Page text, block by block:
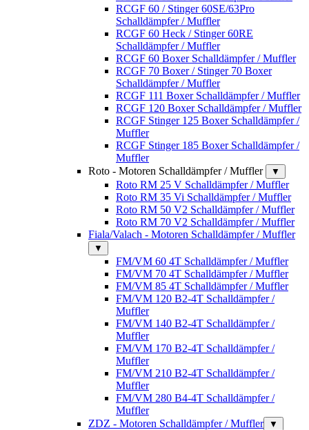
RCGF 60 / Stinger 60SE/63Pro
Schalldämpfer / Muffler
RCGF 60 Heck / Stinger 60RE
Schalldämpfer / Muffler
RCGF 60 Boxer Schalldämpfer / Muffler
RCGF 70 Boxer / Stinger 70 Boxer
Schalldämpfer / Muffler
RCGF 111 Boxer Schalldämpfer / Muffler
RCGF 120 Boxer Schalldämpfer / Muffler
RCGF Stinger 125 Boxer Schalldämpfer /
Muffler
RCGF Stinger 185 Boxer Schalldämpfer /
Muffler
Roto - Motoren Schalldämpfer / Muffler
▼
Roto RM 25 V Schalldämpfer / Muffler
Roto RM 35 Vi Schalldämpfer / Muffler
Roto RM 50 V2 Schalldämpfer / Muffler
Roto RM 70 V2 Schalldämpfer / Muffler
Fiala/Valach - Motoren Schalldämpfer / Muffler
▼
FM/VM 60 4T Schalldämpfer / Muffler
FM/VM 70 4T Schalldämpfer / Muffler
FM/VM 85 4T Schalldämpfer / Muffler
FM/VM 120 B2-4T Schalldämpfer /
Muffler
FM/VM 140 B2-4T Schalldämpfer /
Muffler
FM/VM 170 B2-4T Schalldämpfer /
Muffler
FM/VM 210 B2-4T Schalldämpfer /
Muffler
FM/VM 280 B4-4T Schalldämpfer /
Muffler
ZDZ - Motoren Schalldämpfer / Muffler
▼